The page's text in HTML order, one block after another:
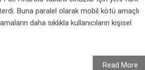
Buna paralel olarak mobil kötü amaçlı
daha sıklıkla kullanıcıların kişisel
Read More